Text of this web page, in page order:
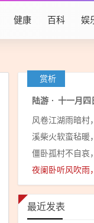
健康 百科 娱
赏析
陆游 · 十一月四
风卷江湖雨暗村
溪柴火软蛮毡暖
僵卧孤村不自哀
夜阑卧听风吹雨
最近发表